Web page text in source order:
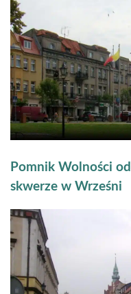
Pomnik Wolności
skwerze w Wrześni